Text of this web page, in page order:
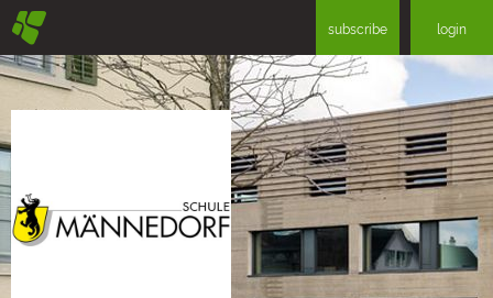
§ subscribe login